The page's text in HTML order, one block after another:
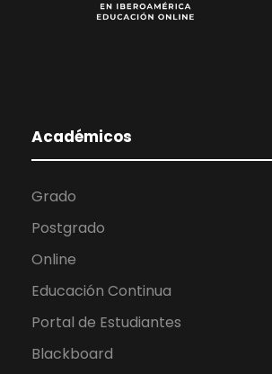
Académicos
Grado
Postgrado
Online
Educación Continua
Portal de Estudiantes
Blackboard